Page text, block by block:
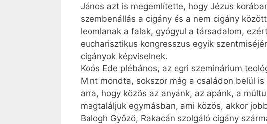
János azt is megemlítette, hogy Jézus
szembenállás a cigány és a nem cigány
leomlanak a falak, gyógyul a társadalom,
eucharisztikus kong­resszus egyik
cigányok képviselnek.
Koós Ede plébános, az egri szeminárium
Mint mondta, sokszor még a családon belül
arra, hogy közös az anyánk, az apánk, a
megtaláljuk egymásban, ami közös, akkor
Balogh Győző, Rakacán szolgáló cigány